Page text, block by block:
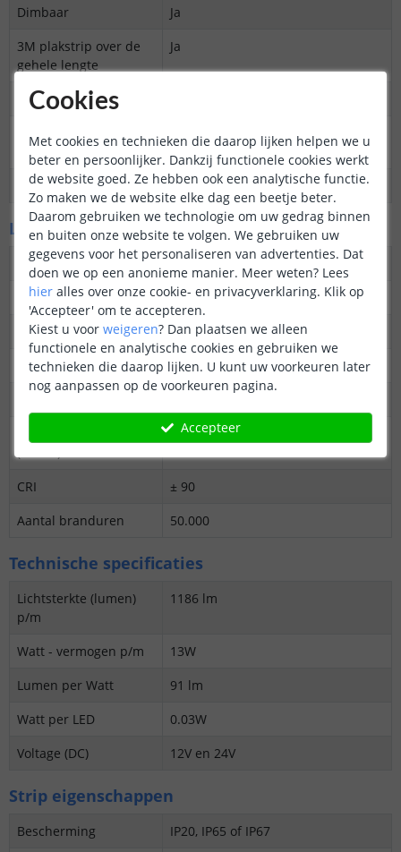
Dimbaar
Ja
3M plakstrip over de
gehele lengte
Ja
Garantie
Op maat te knippen
12V: Elke 2 cm
24V: Elke 4 cm
Datasheet
Download
LED's en licht
Aantal LED's p/m
504
Type LED
COB
Merk LED
Epistar
Stralingshoek
180 graden
4000K
CRI
± 90
Aantal branduren
50.000
Technische specificaties
Lichtsterkte (lumen)
p/m
1186 lm
Watt - vermogen p/m
13W
Lumen per Watt
91 lm
Watt per LED
0.03W
Voltage (DC)
12V en 24V
Strip eigenschappen
Bescherming
IP20, IP65 of IP67
Cookies
Met cookies en technieken die daarop lijken helpen we u
beter en persoonlijker. Dankzij functionele cookies werkt
de website goed. Ze hebben ook een analytische functie.
Zo maken we de website elke dag een beetje beter.
Daarom gebruiken we technologie om uw gedrag binnen
en buiten onze website te volgen. We gebruiken uw
gegevens voor het personaliseren van advertenties. Dat
doen we op een anonieme manier. Meer weten? Lees
hier alles over onze cookie- en privacyverklaring. Klik op
'Accepteer' om te accepteren.
Kiest u voor weigeren? Dan plaatsen we alleen
functionele en analytische cookies en gebruiken we
technieken die daarop lijken. U kunt uw voorkeuren later
nog aanpassen op de voorkeuren pagina.
Accepteer